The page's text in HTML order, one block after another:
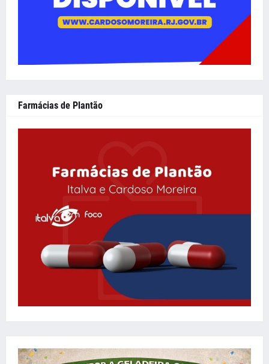
Farmácias de Plantão